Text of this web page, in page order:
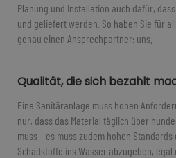
Planung und Installation auch dafür,
und geliefert werden. So haben Sie für
genau einen Ansprechpartner: uns.
Qualität, die sich bezahlt
Eine Sanitäranlage muss hohen
nur, dass das Material täglich über
muss – es muss zudem hohen
Schadstoffe ins Wasser abzugeben,